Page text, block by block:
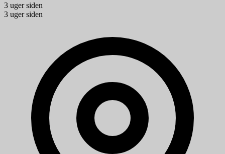
3 uger siden
3 uger siden